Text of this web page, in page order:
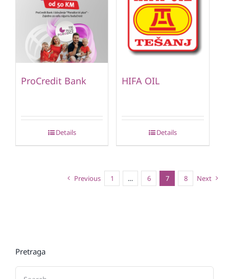
ProCredit Bank
Details
HIFA OIL
Details
Previous 1 … 6 7 8 Next
Pretraga